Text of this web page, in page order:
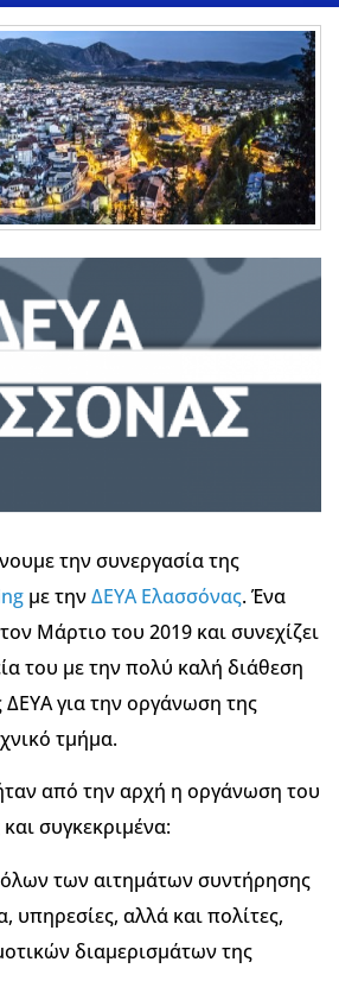
την συνεργασία της
με τηνΔΕΥΑ Ελασσόνας. Ένα
Μάρτιο του 2019 και συνεχίζει
του με την πολύ καλή διάθεση
ΔΕΥΑ για την οργάνωση της
τμήμα.
από την αρχή η οργάνωση του
συγκεκριμένα:
των αιτημάτων συντήρησης
υπηρεσίες, αλλά και πολίτες,
διαμερισμάτων της